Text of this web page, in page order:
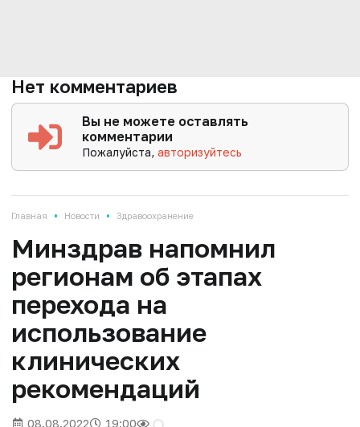
Нет комментариев
Вы не можете оставлять
комментарии
Пожалуйста,авторизуйтесь
Главная • Новости • Здравоохранение
Минздрав напомнил
регионам об этапах
перехода на
использование
клинических
рекомендаций
08.08.2022 19:00